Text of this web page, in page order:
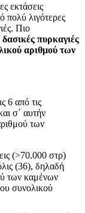
εκτάσεις
πολύ λιγότερες
Πιο
δασικές πυρκαγιές
αριθμού των
6 από τις
σ΄ αυτήν
των
(>70.000 στρ)
(36), δηλαδή
των καμένων
συνολικού